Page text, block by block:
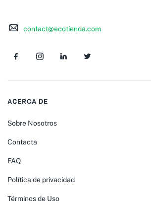
contact@ecotienda.com
ACERCA DE
Sobre Nosotros
Contacta
FAQ
Política de privacidad
Términos de Uso